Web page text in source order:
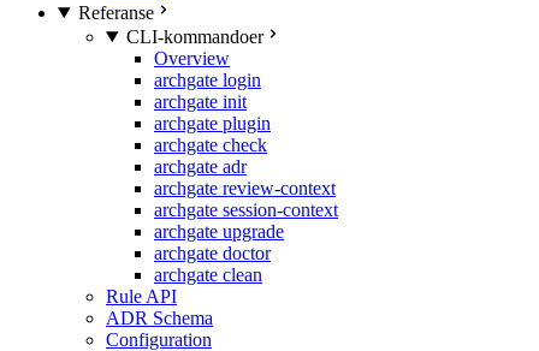
Referanse
CLI-kommandoer
Overview
archgate login
archgate init
archgate plugin
archgate check
archgate adr
archgate review-context
archgate session-context
archgate upgrade
archgate doctor
archgate clean
Rule API
ADR Schema
Configuration